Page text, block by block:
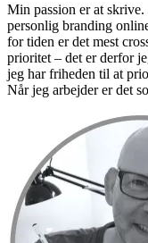
Min passion er at
personlig branding
for tiden er det mest
prioritet – det er derfor
jeg har friheden til at
Når jeg arbejder er det
Sidebar